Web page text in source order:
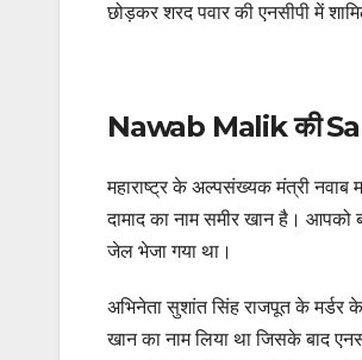
छोड़कर शरद पवार की एनसीपी में
Nawab Malik की
महाराष्ट्र के अल्पसंख्यक मंत्री
दामाद का नाम समीर खान है। आपको
जेल भेजा गया था।
अभिनेता सुशांत सिंह राजपूत के मर्डर
खान का नाम लिया था जिसके बाद